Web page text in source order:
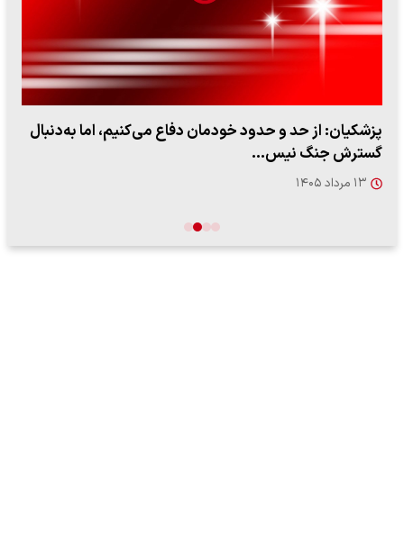
پزشکیان: از حد و حدود خودمان دفاع می‌کنیم، اما به‌دنبال
گسترش جنگ نیس…
۱۳ مرداد ۱۴۰۵